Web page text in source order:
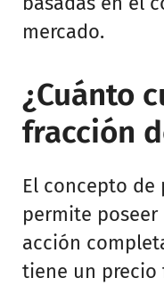
mercado.
¿Cuánto
fracción
El concepto
permite
acción
tiene un precio